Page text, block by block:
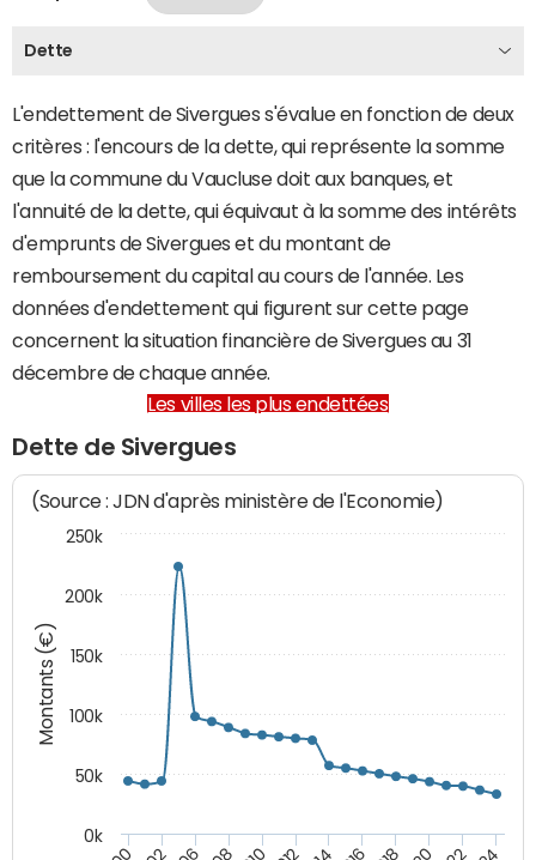
Dette
L'endettement de Sivergues s'évalue en fonction de deux
critères : l'encours de la dette, qui représente la somme
que la commune du Vaucluse doit aux banques, et
l'annuité de la dette, qui équivaut à la somme des intérêts
d'emprunts de Sivergues et du montant de
remboursement du capital au cours de l'année. Les
données d'endettement qui figurent sur cette page
concernent la situation financière de Sivergues au 31
décembre de chaque année.
Les villes les plus endettées
Dette de Sivergues
Montants (€)
(Source : JDN d'après ministère de l'Economie)
0k
50k
100k
150k
200k
250k